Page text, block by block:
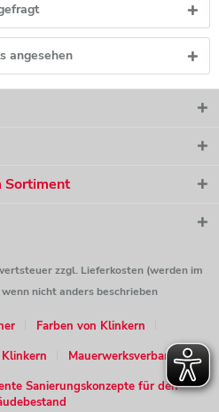
angesehen
Sortiment
zzgl. Lieferkosten (werden im
nicht anders beschrieben
Farben von Klinkern
Mauerwerksverband
Sanierungskonzepte für den